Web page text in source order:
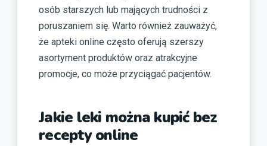
osób starszych lub mających trudności z
poruszaniem się. Warto również zauważyć,
że apteki online często oferują szerszy
asortyment produktów oraz atrakcyjne
promocje, co może przyciągać pacjentów.
Jakie leki można kupić bez
recepty online